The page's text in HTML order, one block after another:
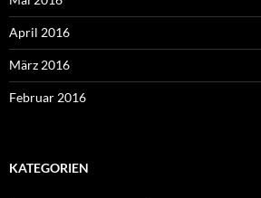
April 2016
März 2016
Februar 2016
KATEGORIEN